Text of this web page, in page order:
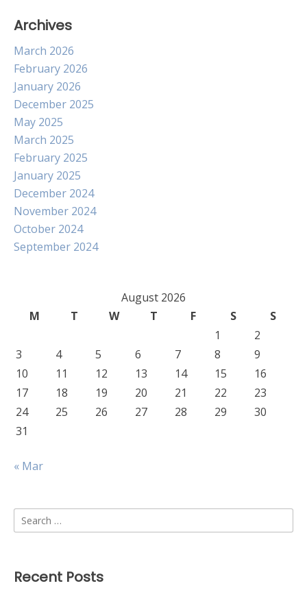
Archives
March 2026
February 2026
January 2026
December 2025
May 2025
March 2025
February 2025
January 2025
December 2024
November 2024
October 2024
September 2024
August 2026
M
T W T F S
S
1
2
3
4 5 6 7 8
9
10
11 12 13 14 15
16
17
18 19 20 21 22
23
24
25 26 27 28 29
30
31
« Mar
Search
for:
Recent Posts